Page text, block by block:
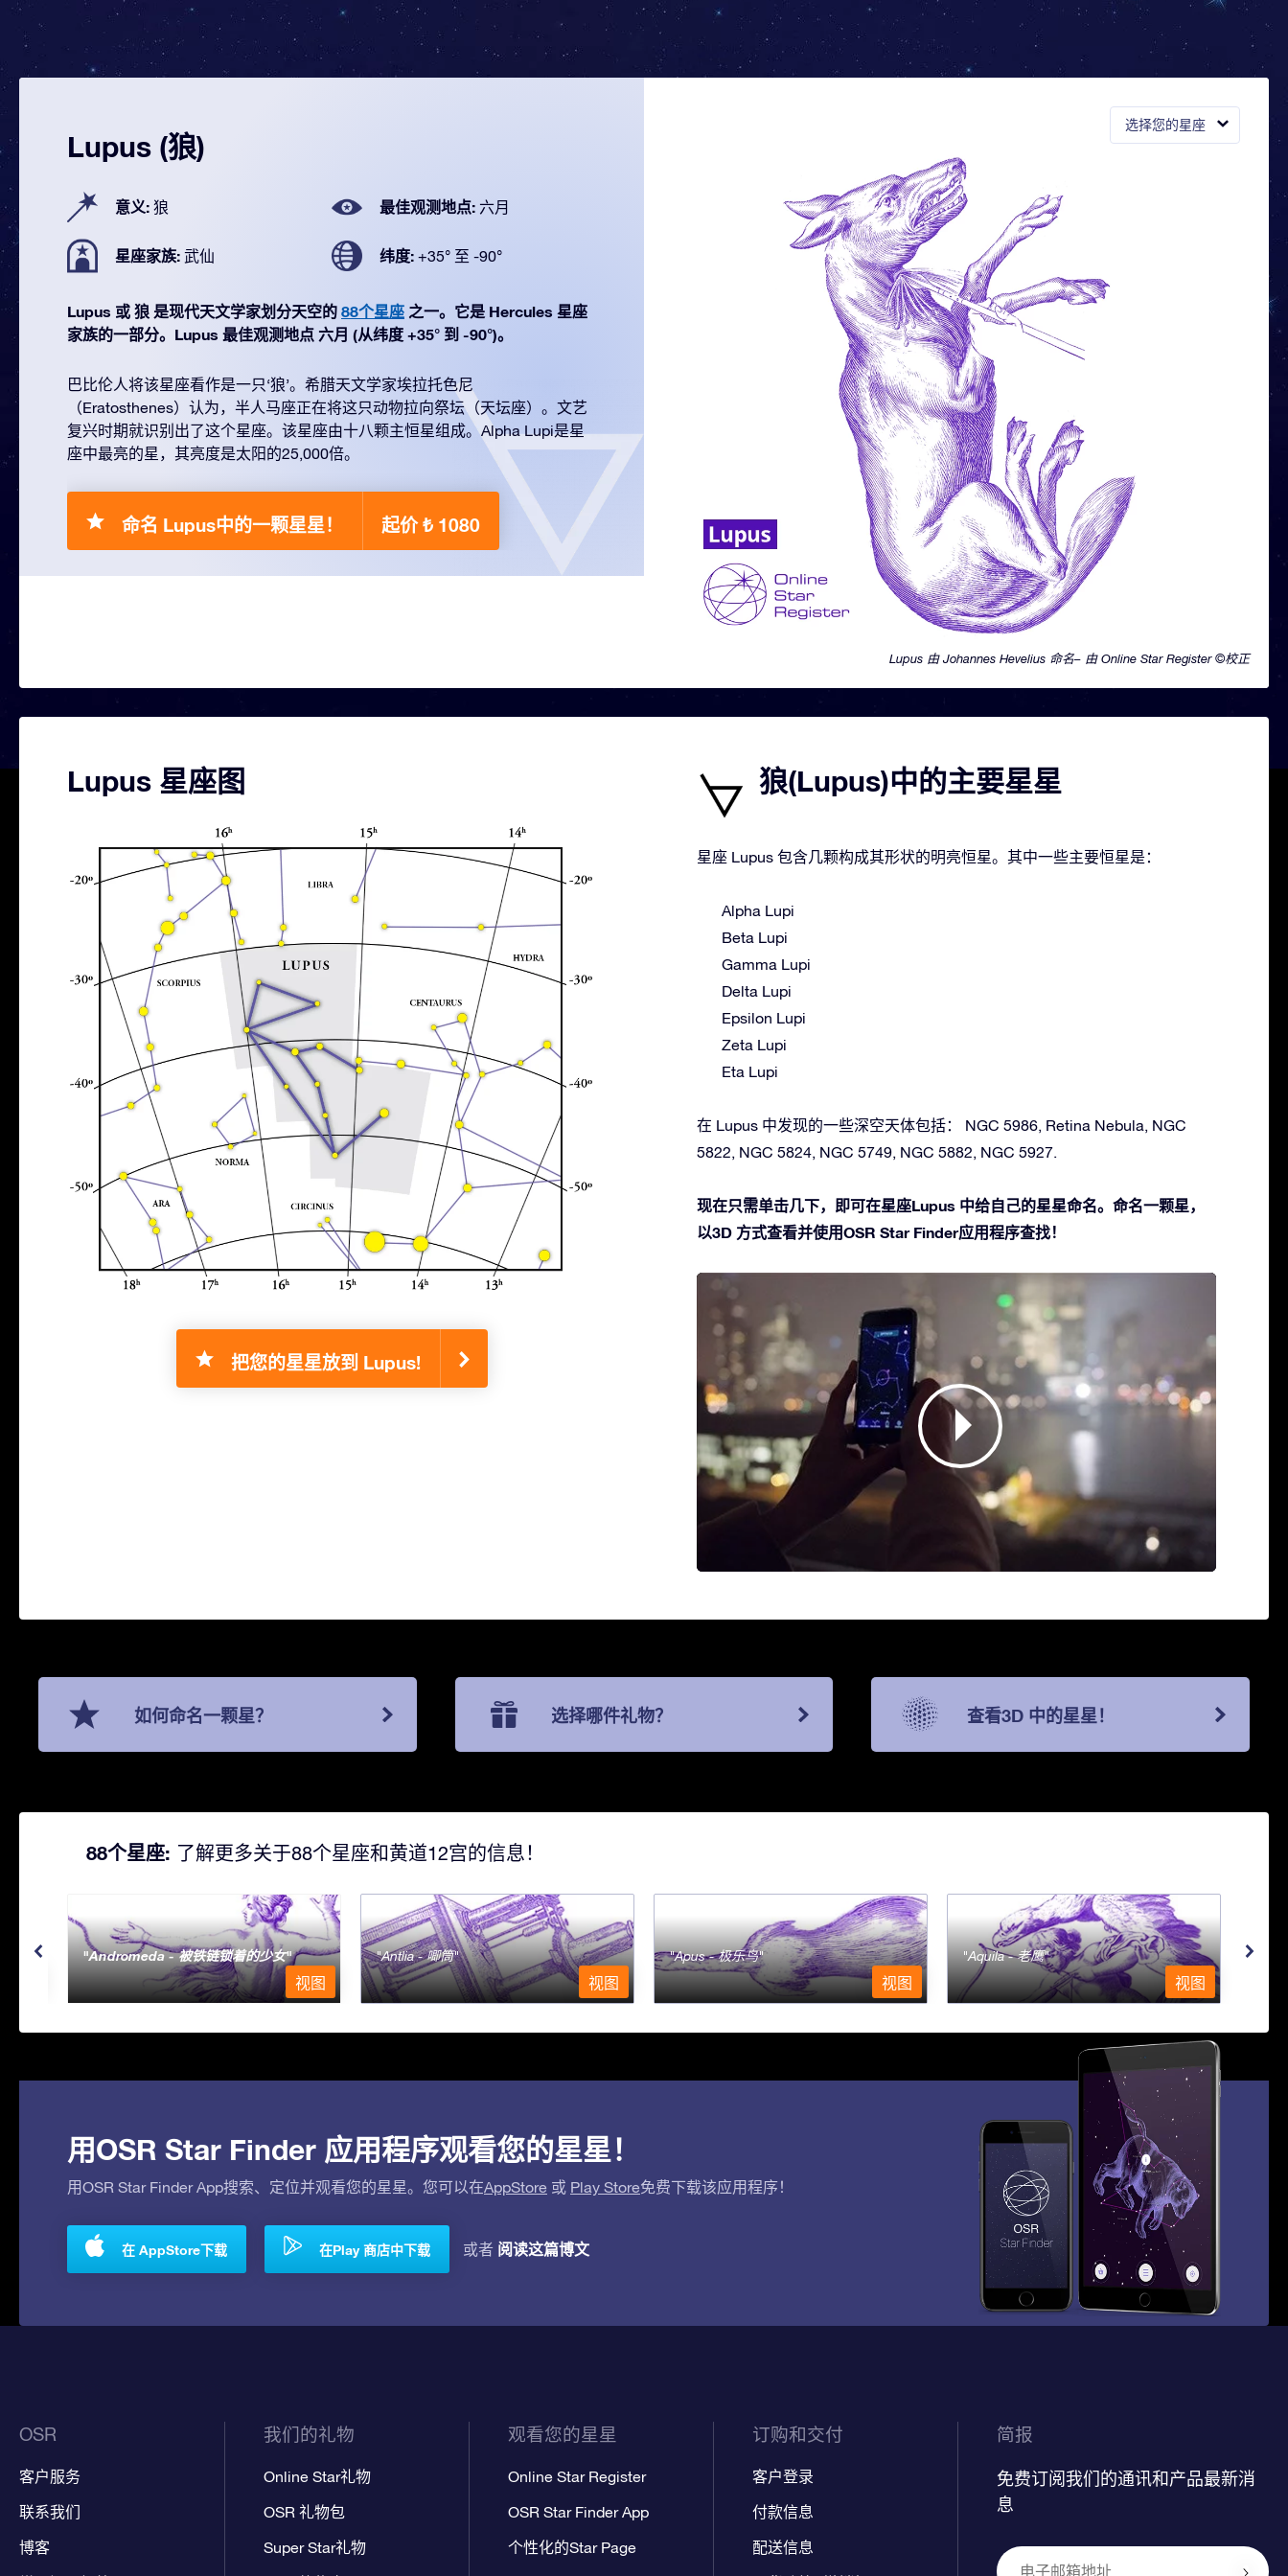
选择您的星座
Lupus 由 Johannes Hevelius 命名– 由 Online Star Register ©校正
Lupus (狼)
意义: 狼 最佳观测地点: 六月
星座家族: 武仙 纬度: +35° 至 -90°
Lupus 或 狼 是现代天文学家划分天空的 88个星座 之一。它是 Hercules 星座
家族的一部分。Lupus 最佳观测地点 六月 (从纬度 +35° 到 -90°)。
巴比伦人将该星座看作是一只‘狼’。希腊天文学家埃拉托色尼
（Eratosthenes）认为，半人马座正在将这只动物拉向祭坛（天坛座）。文艺
复兴时期就识别出了这个星座。该星座由十八颗主恒星组成。Alpha Lupi是星
座中最亮的星，其亮度是太阳的25,000倍。
命名 Lupus中的一颗星星！ 起价 ₺ 1080
Lupus 星座图
把您的星星放到 Lupus!
狼(Lupus)中的主要星星
星座 Lupus 包含几颗构成其形状的明亮恒星。其中一些主要恒星是：
Alpha Lupi
Beta Lupi
Gamma Lupi
Delta Lupi
Epsilon Lupi
Zeta Lupi
Eta Lupi
在 Lupus 中发现的一些深空天体包括： NGC 5986, Retina Nebula, NGC
5822, NGC 5824, NGC 5749, NGC 5882, NGC 5927.
现在只需单击几下，即可在星座Lupus 中给自己的星星命名。命名一颗星，
以3D 方式查看并使用OSR Star Finder应用程序查找！
如何命名一颗星？ 选择哪件礼物？ 查看3D 中的星星！
88个星座: 了解更多关于88个星座和黄道12宫的信息！
Andromeda - 被铁链锁着的少女
视图
Antlia - 唧筒
视图
Apus - 极乐鸟
视图
Aquila - 老鹰
视图
用OSR Star Finder 应用程序观看您的星星！
用OSR Star Finder App搜索、定位并观看您的星星。您可以在AppStore 或 Play Store免费下载该应用程序！
在 AppStore下载 在Play 商店中下载 或者 阅读这篇博文
OSR
客户服务
联系我们
博客
我们的礼物
Online Star礼物
OSR 礼物包
Super Star礼物
观看您的星星
Online Star Register
OSR Star Finder App
个性化的Star Page
订购和交付
客户登录
付款信息
配送信息
简报
免费订阅我们的通讯和产品最新消
息